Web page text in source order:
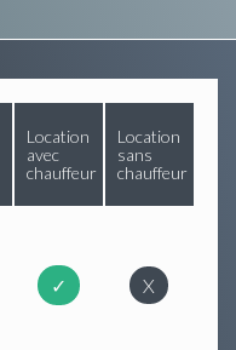
Location
avec
chauffeur
Location
sans
chauffeur
✓ X